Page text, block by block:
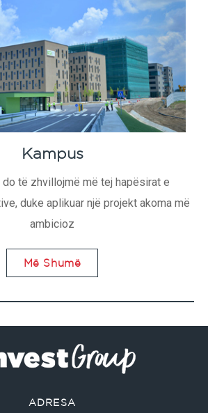
Kampus
do të zhvillojmë më tej hapësirat e
duke aplikuar një projekt akoma më
ambicioz
Më Shumë
ADRESA